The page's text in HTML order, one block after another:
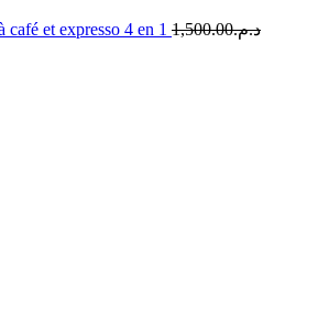
et expresso 4 en 1 د.م.1,500.00